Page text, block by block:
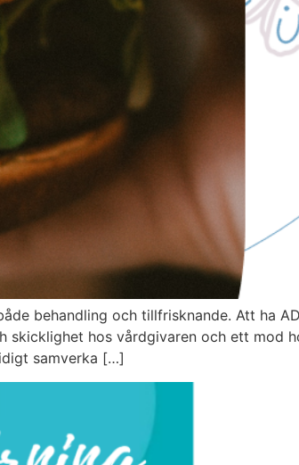
behandling och tillfrisknande. Att ha
skicklighet hos vårdgivaren och ett mod
samverka […]